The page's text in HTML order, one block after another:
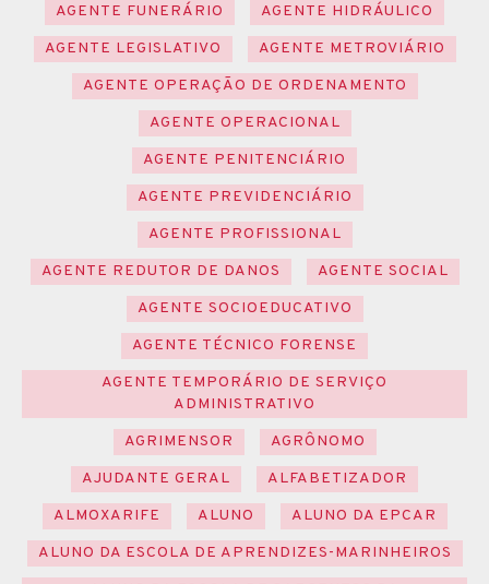
AGENTE FUNERÁRIO
AGENTE HIDRÁULICO
AGENTE LEGISLATIVO
AGENTE METROVIÁRIO
AGENTE OPERAÇÃO DE ORDENAMENTO
AGENTE OPERACIONAL
AGENTE PENITENCIÁRIO
AGENTE PREVIDENCIÁRIO
AGENTE PROFISSIONAL
AGENTE REDUTOR DE DANOS
AGENTE SOCIAL
AGENTE SOCIOEDUCATIVO
AGENTE TÉCNICO FORENSE
AGENTE TEMPORÁRIO DE SERVIÇO
ADMINISTRATIVO
AGRIMENSOR
AGRÔNOMO
AJUDANTE GERAL
ALFABETIZADOR
ALMOXARIFE
ALUNO
ALUNO DA EPCAR
ALUNO DA ESCOLA DE APRENDIZES-MARINHEIROS